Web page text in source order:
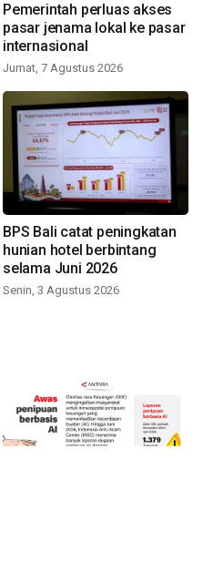
Pemerintah perluas akses
pasar jenama lokal ke pasar
internasional
Jumat, 7 Agustus 2026
BPS Bali catat peningkatan
hunian hotel berbintang
selama Juni 2026
Senin, 3 Agustus 2026